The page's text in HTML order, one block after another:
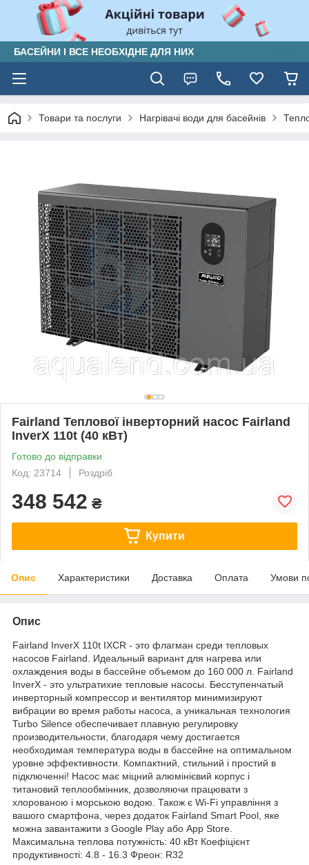
БАСЕЙНИ І ВСЕ НЕОБХІДНЕ ДЛЯ НИХ
Товари та послуги Нагрівачі води для басейнів
Fairland Теплової інверторний насос Fairland
InverX 110t (40 кВт)
Готово до відправки
Код: 23714
Роздріб
348 542 ₴
Купити
Опис Характеристики Доставка Оплата Умови
Опис
Fairland InverX 110t IXCR - это флагман среди тепловых
насосов Fairland. Идеальный вариант для нагрева или
охлаждения воды в бассейне объемом до 160 000 л. Fairland
InverX - это ультратихие тепловые насосы. Бесступенчатый
инверторный компрессор и вентилятор минимизируют
вибрации во время работы насоса, а уникальная технология
Turbo Silence обеспечивает плавную регулировку
производительности, благодаря чему достигается
необходимая температура воды в бассейне на оптимальном
уровне эффективности. Компактний, стильний і простий в
підключенні! Насос має міцний алюмінієвий корпус і
титановий теплообмінник, дозволяючи працювати з
хлорованою і морською водою. Також є Wi-Fi управління з
вашого смартфона, через додаток Fairland Smart Pool, яке
можна завантажити з Google Play або App Store.
Максимальна теплова потужність: 40 кВт Коефіцієнт
продуктивності: 4.8 - 16.3 Фреон: R32